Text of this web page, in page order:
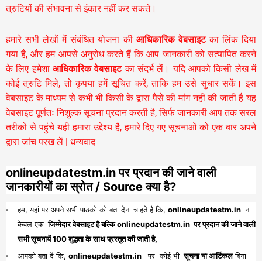
त्रुटियों की संभावना से इंकार नहीं कर सकते।
हमारे सभी लेखों में संबंधित योजना की आधिकारिक वेबसाइटका लिंक दिया
गया है, और हम आपसे अनुरोध करते हैं कि आप जानकारी को सत्यापित करने
के लिए हमेशा आधिकारिक वेबसाइटका संदर्भ लें। यदि आपको किसी लेख में
कोई त्रुटि मिले, तो कृपया हमें सूचित करें, ताकि हम उसे सुधार सकें। इस
वेबसाइट के माध्यम से कभी भी किसी के द्वारा पैसे की मांग नहीं की जाती है यह
वेबसाइट पूर्णतः निशुल्क सूचना प्रदान करती है,सिर्फ जानकारी आप तक सरल
तरीकों से पहुंचे यही हमारा उद्देश्य है, हमारे दिए गए सूचनाओं को एक बार अपने
द्वारा जांच परख लें | धन्यवाद
onlineupdatestm.in पर प्रदान की जाने वाली
जानकारीयों का स्रोत / Source क्या है?
हम, यहां पर अपने सभी पाठको को बता देना चाहते है कि, onlineupdatestm.in ना
केवल एक जिम्मेदार वेबसाइट है बल्कि onlineupdatestm.in पर प्रदान की जाने वाली
सभी सूचनायें 100 शुद्धता के साथ प्रस्तुत की जाती है,
आपको बता दें कि, onlineupdatestm.in पर कोई भी सूचना या आर्टिकलबिना